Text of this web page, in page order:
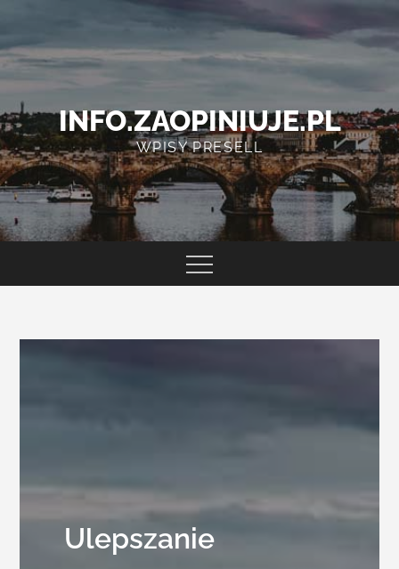
content
INFO.ZAOPINIUJE.PL
WPISY PRESELL
Ulepszanie